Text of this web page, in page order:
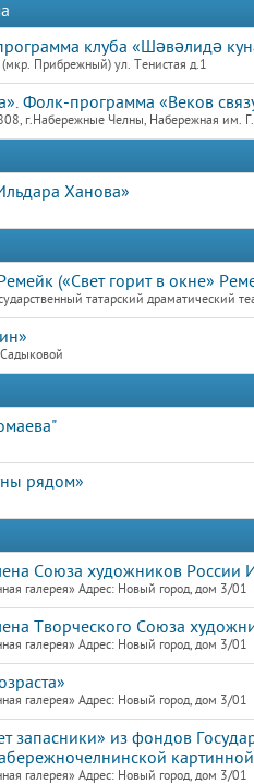
клуба «Шәвәлидә
Прибрежный) ул. Тенистая д.1
Фолк-программа «Веков
г.Набережные Челны, Набережная им.
Ханова»
(«Свет горит в окне»
татарский драматический
рядом»
Союза художников России
галерея» Адрес: Новый город, дом 3/01
Творческого Союза
галерея» Адрес: Новый город, дом 3/01
галерея» Адрес: Новый город, дом 3/01
запасники» из фондов
галерея» Адрес: Новый город, дом 3/01